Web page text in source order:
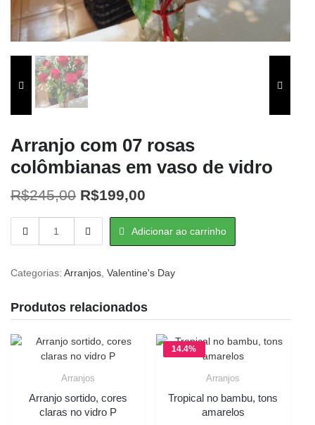
Arranjo com 07 rosas
colômbianas em vaso de vidro
R$245,00 O
preço
original
R$245,00.
R$199,00
preço
atual
R$199,00.
com
rosas
vaso
vidro
quantity
Adicionar ao carrinho
Categorias: Arranjos, Valentine's Day
Produtos relacionados
Arranjos
Arranjo sortido, cores
claras no vidro P
14.4%
Arranjos
Tropical no bambu, tons
amarelos